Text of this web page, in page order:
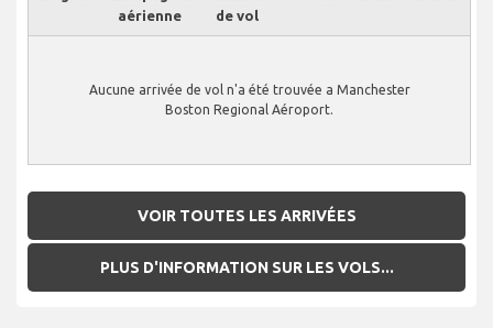
aérienne
de vol
Aucune arrivée de vol n'a été trouvée a Manchester
Boston Regional Aéroport.
VOIR TOUTES LES ARRIVÉES
PLUS D'INFORMATION SUR LES VOLS...